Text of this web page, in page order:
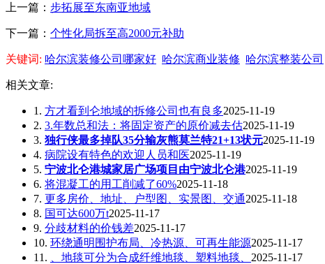
上一篇： 步拓展至东南亚地域
下一篇： 个性化局拆至高2000元补助
关键词: 哈尔滨装修公司哪家好 哈尔滨商业装修 哈尔滨整装公司
相关文章:
1. 方才看到仑地域的拆修公司也有良多2025-11-19
2. 3.年数总和法：将固定资产的原价减去估2025-11-19
3. 独行侠最多掉队35分输灰熊莫兰特21+13状元2025-11-19
4. 病院设有特色的欢迎人员和医2025-11-19
5. 宁波北仑港城家居广场项目由宁波北仑港2025-11-19
6. 将混凝工的用工削减了60%2025-11-18
7. 更多房价、地址、户型图、实景图、交通2025-11-18
8. 国可达600万t2025-11-17
9. 分歧材料的价钱差2025-11-17
10. 环绕通明围护布局、冷热源、可再生能源2025-11-17
11.
、地毯可分为合成纤维地毯、塑料地毯、 2025-11-17